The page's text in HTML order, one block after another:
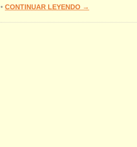
• CONTINUAR LEYENDO →